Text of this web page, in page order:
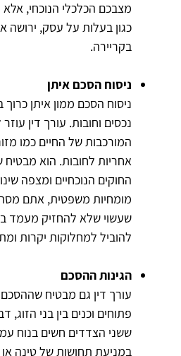
מצבכם הכלכלי הנוכחי, אלא
כגון בעלות על עסק, ירושה
בקריירה.
ניסוח הסכם איתן
ניסוח הסכם ממון איתן
נכסים וחובות. עורך דין
המורכבות של החיים כמו
אחריות לחובות. הוא
החוקים הנוכחיים ומצפה
מומחיות משפטית, אתם
שעשוי שלא להחזיק מעמד
להוביל למחלוקות יקרות
הגינות ההסכם
עורך דין גם מבטיח שההסכם
פתוחים וכנים בין בני הזוג,
ששני הצדדים חשים בנוח
במניעת תחושות של טינה או